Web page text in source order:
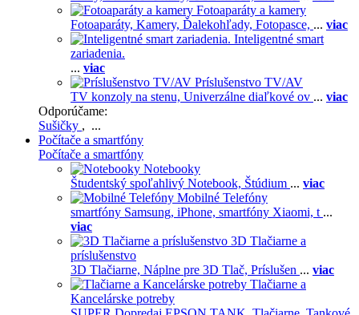
Fotoaparáty a kamery
Fotoaparáty, Kamery, Ďalekohľady, Fotopasce, ... viac
Inteligentné smart
zariadenia.
... viac
Príslušenstvo TV/AV
TV konzoly na stenu, Univerzálne diaľkové ov ... viac
Odporúčame:
Sušičky , ...
Počítače a smartfóny
Počítače a smartfóny
Notebooky
Študentský spoľahlivý Notebook, Štúdium ... viac
Mobilné Telefóny
smartfóny Samsung, iPhone, smartfóny Xiaomi, t ...
viac
3D Tlačiarne a
príslušenstvo
3D Tlačiarne, Náplne pre 3D Tlač, Príslušen ... viac
Tlačiarne a
Kancelárske potreby